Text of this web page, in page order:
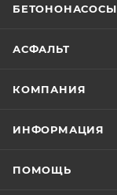
БЕТОНОНАСОСЫ
АСФАЛЬТ
КОМПАНИЯ
ИНФОРМАЦИЯ
ПОМОЩЬ